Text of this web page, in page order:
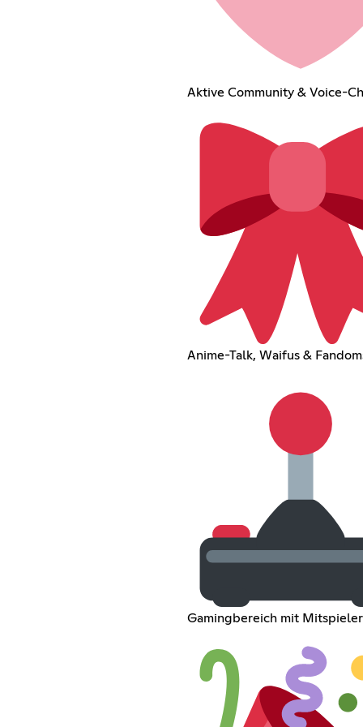
Aktive Community & Voice-
Anime-Talk, Waifus &
Gamingbereich mit